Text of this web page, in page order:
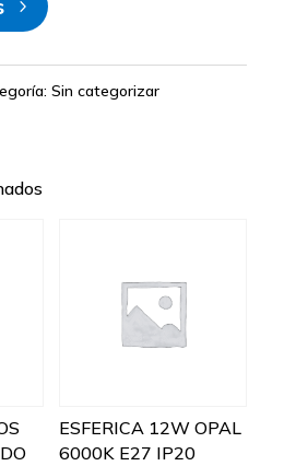
Sin categorizar
ESFERICA 12W OPAL
6000K E27 IP20